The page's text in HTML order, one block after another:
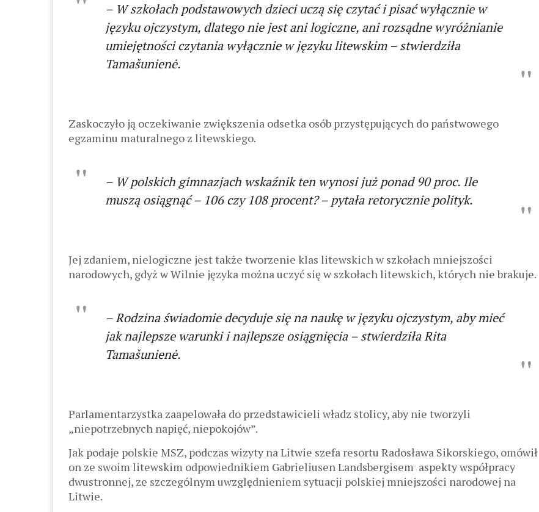
– W szkołach podstawowych dzieci uczą się czytać i pisać wyłącznie w
języku ojczystym, dlatego nie jest ani logiczne, ani rozsądne wyróżnianie
umiejętności czytania wyłącznie w języku litewskim – stwierdziła
Tamašunienė.
Zaskoczyło ją oczekiwanie zwiększenia odsetka osób przystępujących do państwowego
egzaminu maturalnego z litewskiego.
– W polskich gimnazjach wskaźnik ten wynosi już ponad 90 proc. Ile
muszą osiągnąć – 106 czy 108 procent? – pytała retorycznie polityk.
Jej zdaniem, nielogiczne jest także tworzenie klas litewskich w szkołach mniejszości
narodowych, gdyż w Wilnie języka można uczyć się w szkołach litewskich, których nie brakuje.
– Rodzina świadomie decyduje się na naukę w języku ojczystym, aby mieć
jak najlepsze warunki i najlepsze osiągnięcia – stwierdziła Rita
Tamašunienė.
Parlamentarzystka zaapelowała do przedstawicieli władz stolicy, aby nie tworzyli
„niepotrzebnych napięć, niepokojów”.
Jak podaje polskie MSZ, podczas wizyty na Litwie szefa resortu Radosława Sikorskiego, omówił
on ze swoim litewskim odpowiednikiem Gabrieliusen Landsbergisem aspekty współpracy
dwustronnej, ze szczególnym uwzględnieniem sytuacji polskiej mniejszości narodowej na
Litwie.